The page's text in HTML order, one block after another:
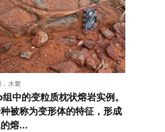
水塑
中的变粒质枕状熔岩实例。
被称为变形体的特征，形成
熔...